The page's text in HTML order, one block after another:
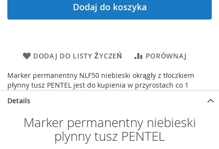
Dodaj do koszyka
DODAJ DO LISTY ŻYCZEŃ PORÓWNAJ
Marker permanentny NLF50 niebieski okrągły z tłoczkiem
płynny tusz PENTEL jest do kupienia w przyrostach co 1
Details
Marker permanentny niebieski
plynny tusz PENTEL